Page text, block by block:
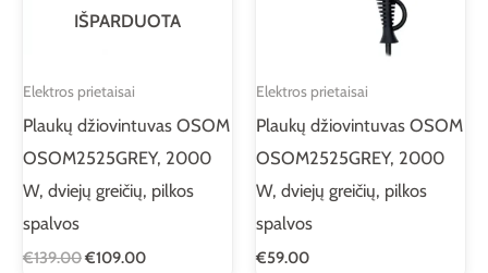
IŠPARDUOTA
Elektros prietaisai
Plaukų džiovintuvas OSOM
OSOM2525GREY, 2000
W, dviejų greičių, pilkos
spalvos
€139.00€109.00
Elektros prietaisai
Plaukų džiovintuvas OSOM
OSOM2525GREY, 2000
W, dviejų greičių, pilkos
spalvos
€59.00